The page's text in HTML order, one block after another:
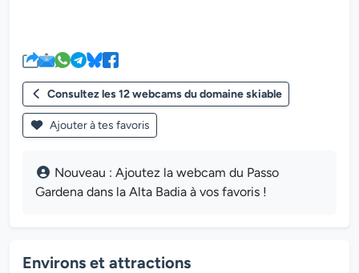
Consultez les 12 webcams du domaine skiable
Ajouter à tes favoris
Nouveau : Ajoutez la webcam du Passo
Gardena dans la Alta Badia à vos favoris !
Environs et attractions